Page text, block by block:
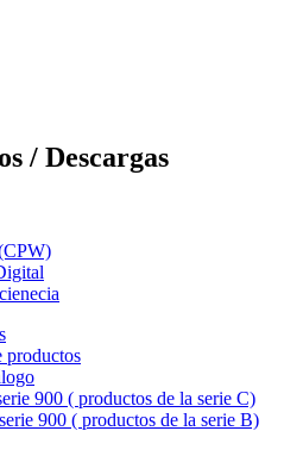
/ Descargas
productos
900 ( productos de la serie C)
900 ( productos de la serie B)